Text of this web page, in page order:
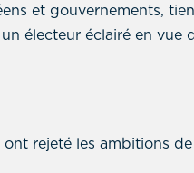
et gouvernements,
électeur éclairé en vue
ont rejeté les ambitions